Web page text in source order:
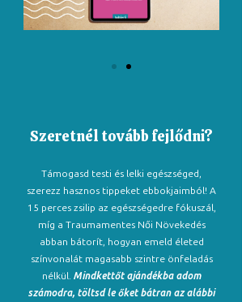
Szeretnél tovább fejlődni?
Támogasd testi és lelki egészséged,
szerezz hasznos tippeket ebbokjaimból! A
15 perces zsilip az egészségedre fókuszál,
míg a Traumamentes Női Növekedés
abban bátorít, hogyan emeld életed
színvonalát magasabb szintre önfeladás
nélkül. Mindkettőt ajándékba adom
számodra, töltsd le őket bátran az alábbi